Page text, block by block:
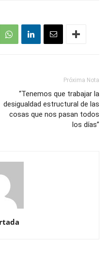
Próxima Nota
“Tenemos que trabajar la
desigualdad estructural de las
cosas que nos pasan todos
los días”